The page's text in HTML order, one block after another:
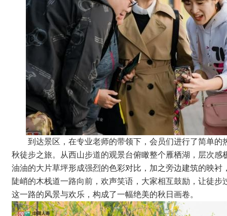
到达景区，在专业老师的带领下，会员们进行了简单
秋徒步之旅。从西山步道的观景台俯瞰整个雁栖湖，层次
油油的大片草坪形成强烈的色彩对比，加之旁边建筑的映
陡峭的木栈道一路向前，欢声笑语，大家相互鼓励，让徒
这一路的风景与欢乐，构成了一幅绝美的秋日画卷。